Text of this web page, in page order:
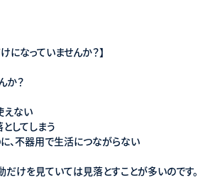
になっていませんか？】
か？
えない
してしまう
、不器用で生活につながらない
だけを見ていては見落とすことが多いのです。